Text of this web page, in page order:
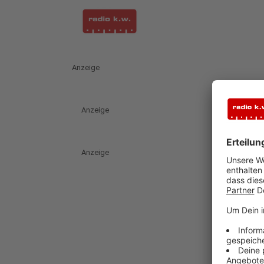
Anzeige
Anzeige
Anzeige